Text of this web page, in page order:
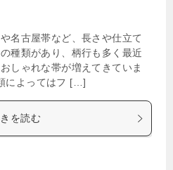
名古屋帯など、長さや仕立て
種類があり、柄行も多く最近
しゃれな帯が増えてきていま
よってはフ […]
を読む